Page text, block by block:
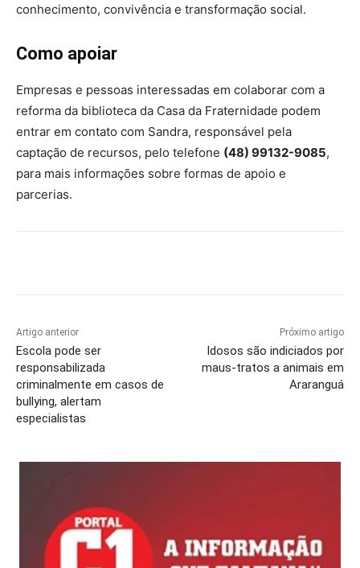
conhecimento, convivência e transformação social.
Como apoiar
Empresas e pessoas interessadas em colaborar com a
reforma da biblioteca da Casa da Fraternidade podem
entrar em contato com Sandra, responsável pela
captação de recursos, pelo telefone (48) 99132-9085,
para mais informações sobre formas de apoio e
parcerias.
Artigo anterior
Escola pode ser
responsabilizada
criminalmente em casos de
bullying, alertam
especialistas
Próximo artigo
Idosos são indiciados por
maus-tratos a animais em
Araranguá